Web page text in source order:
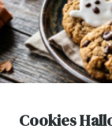
Cookies